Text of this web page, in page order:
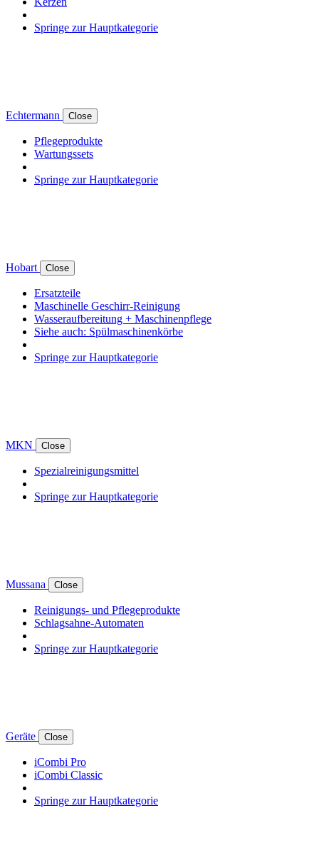
Springe zur Hauptkategorie
Echtermann Close
Pflegeprodukte
Wartungssets
Springe zur Hauptkategorie
Hobart Close
Ersatzteile
Maschinelle Geschirr-Reinigung
Wasseraufbereitung + Maschinenpflege
Siehe auch: Spülmaschinenkörbe
Springe zur Hauptkategorie
MKN Close
Spezialreinigungsmittel
Springe zur Hauptkategorie
Mussana Close
Reinigungs- und Pflegeprodukte
Schlagsahne-Automaten
Springe zur Hauptkategorie
Geräte Close
iCombi Pro
iCombi Classic
Springe zur Hauptkategorie